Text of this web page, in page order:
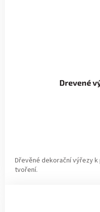
Drevené
Dřevěné dekorační výřezy
tvoření.